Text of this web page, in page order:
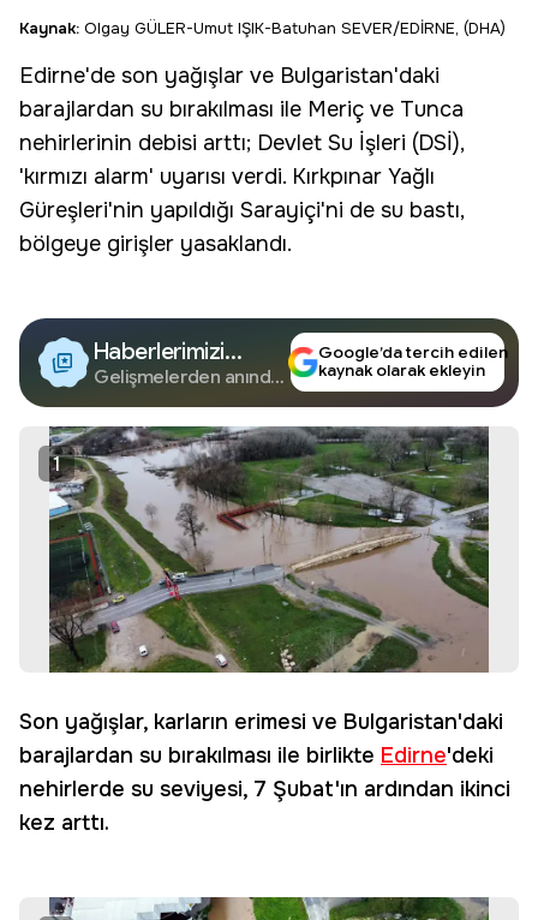
Kaynak: Olgay GÜLER-Umut IŞIK-Batuhan SEVER/EDİRNE, (DHA)
Edirne'de son yağışlar ve Bulgaristan'daki
barajlardan su bırakılması ile Meriç ve Tunca
nehirlerinin debisi arttı; Devlet Su İşleri (DSİ),
'kırmızı alarm' uyarısı verdi. Kırkpınar Yağlı
Güreşleri'nin yapıldığı Sarayiçi'ni de su bastı,
bölgeye girişler yasaklandı.
Haberlerimizi
Google'da Takip
Edin
Gelişmelerden anında
Google’da tercih edilen
kaynak olarak ekleyin
1
Son yağışlar, karların erimesi ve Bulgaristan'daki
barajlardan su bırakılması ile birlikte Edirne'deki
nehirlerde su seviyesi, 7 Şubat'ın ardından ikinci
kez arttı.